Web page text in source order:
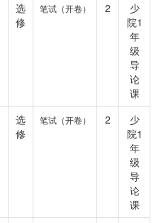
选
修
笔试（开卷） 2
少
院1
年
级
导
论
课
选
修
笔试（开卷） 2
少
院1
年
级
导
论
课